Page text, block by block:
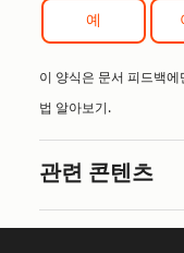
예
이 양식은 문서 피드백
법 알아보기.
관련 콘텐츠